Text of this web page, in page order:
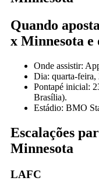
Quando
x Minnesota e
Onde assistir:
Dia: quarta-feira,
Pontapé inicial:
Brasília).
Estádio: BMO
Escalações
Minnesota
LAFC